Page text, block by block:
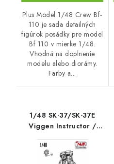
Plus Model 1/48 Crew Bf-
110 je sada detailných
figúrok posádky pre model
Bf 110 v mierke 1/48.
Vhodná na doplnenie
modelu alebo diorámy.
Farby a...
1/48 SK-37/SK-37E
Viggen Instructor /
Operator (seated in
rear cockpit) for
Special Hobby kit